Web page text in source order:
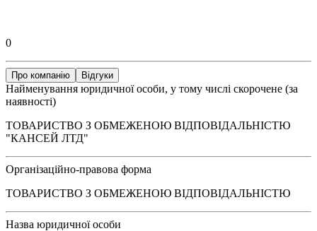
0
Про компанію Відгуки
Найменування юридичної особи, у тому числі скорочене (за
наявності)
ТОВАРИСТВО З ОБМЕЖЕНОЮ ВІДПОВІДАЛЬНІСТЮ
"КАНСЕЙ ЛТД"
Організаційно-правова форма
ТОВАРИСТВО З ОБМЕЖЕНОЮ ВІДПОВІДАЛЬНІСТЮ
Назва юридичної особи